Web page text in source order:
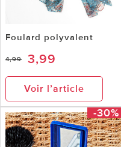
Foulard polyvalent
4,99 3,99
Voir l’article
-30%